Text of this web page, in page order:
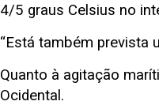
4/5 graus Celsius no
“Está também prevista
Quanto à agitação
Ocidental.